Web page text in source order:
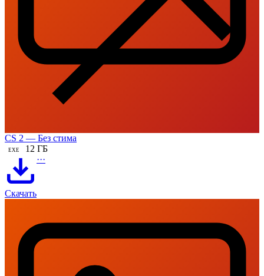
CS 2 — Без стима
EXE 12 ГБ
Скачать
···